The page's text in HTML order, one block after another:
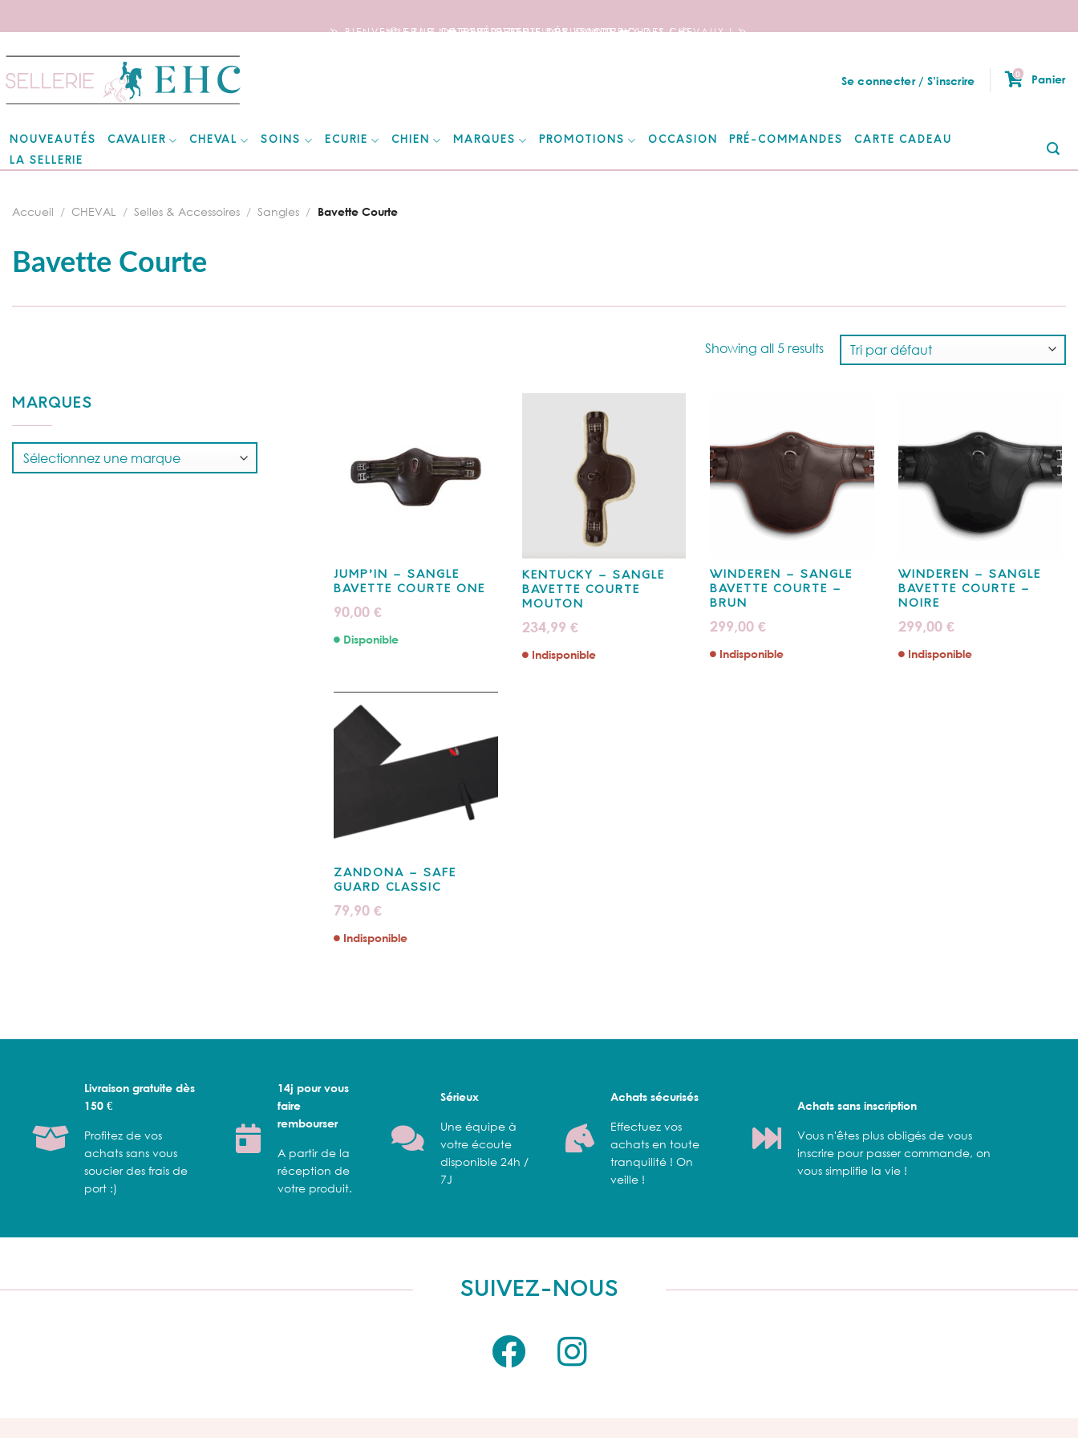
🦄 BIENVENUE SUR NOTRE SITE DEDIE AUX AMOUREUX DES CHEVAUX ! 🦄
📦 FRAIS DE PORT OFFERTS DÈS 150€ D’ACHATS ! 📦
❤️ EXPÉDITIONS WORLDWIDE ❤️
to
content
Se connecter / S’inscrire
0 Panier
NOUVEAUTÉS CAVALIER CHEVAL SOINS ECURIE CHIEN MARQUES PROMOTIONS OCCASION PRÉ-COMMANDES
CARTE CADEAU
LA SELLERIE
Bavette Courte
Accueil / CHEVAL / Selles & Accessoires / Sangles / Bavette Courte
Showing all 5 results
MARQUES
JUMP’IN – SANGLE
BAVETTE COURTE ONE
90,00 €
Disponible
KENTUCKY – SANGLE
BAVETTE COURTE
MOUTON
234,99 €
Indisponible
WINDEREN – SANGLE
BAVETTE COURTE –
BRUN
299,00 €
Indisponible
WINDEREN – SANGLE
BAVETTE COURTE –
NOIRE
299,00 €
Indisponible
ZANDONA – SAFE
GUARD CLASSIC
79,90 €
Indisponible
Livraison gratuite dès
150 €
Profitez de vos
achats sans vous
soucier des frais de
port :)
14j pour vous
faire
rembourser
A partir de la
réception de
votre produit.
Sérieux
Une équipe à
votre écoute
disponible 24h /
7J
Achats sécurisés
Effectuez vos
achats en toute
tranquilité ! On
veille !
Achats sans inscription
Vous n'êtes plus obligés de vous
inscrire pour passer commande, on
vous simplifie la vie !
SUIVEZ-NOUS